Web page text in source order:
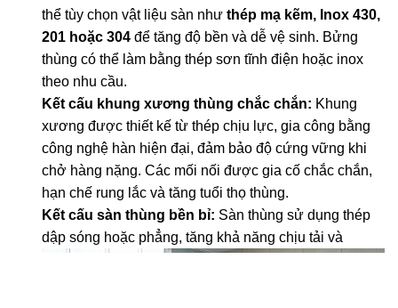
thể tùy chọn vật liệu sàn như thép mạ kẽm, Inox 430,
201 hoặc 304 để tăng độ bền và dễ vệ sinh. Bửng
thùng có thể làm bằng thép sơn tĩnh điện hoặc inox
theo nhu cầu.
Kết cấu khung xương thùng chắc chắn: Khung
xương được thiết kế từ thép chịu lực, gia công bằng
công nghệ hàn hiện đại, đảm bảo độ cứng vững khi
chở hàng nặng. Các mối nối được gia cố chắc chắn,
hạn chế rung lắc và tăng tuổi thọ thùng.
Kết cấu sàn thùng bền bỉ: Sàn thùng sử dụng thép
dập sóng hoặc phẳng, tăng khả năng chịu tải và